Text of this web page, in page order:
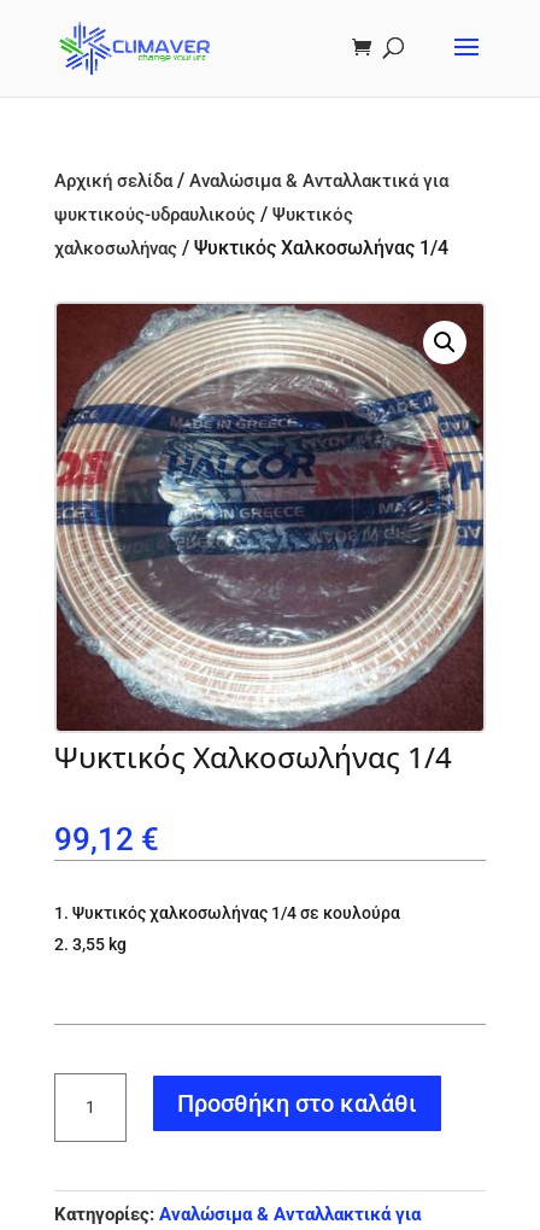
Αρχική σελίδα/ Αναλώσιμα & Ανταλλακτικά για
ψυκτικούς-υδραυλικούς/ Ψυκτικός
χαλκοσωλήνας/ Ψυκτικός Χαλκοσωλήνας 1/4
Ψυκτικός Χαλκοσωλήνας 1/4
99,12 €
Ψυκτικός χαλκοσωλήνας 1/4 σε κουλούρα
3,55 kg
ποσότητα
Προσθήκη στο καλάθι
Κατηγορίες: Αναλώσιμα & Ανταλλακτικά για